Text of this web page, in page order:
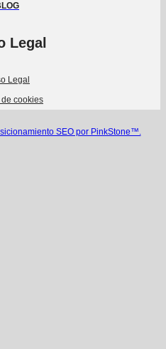
Legal
Legal
de cookies
SEO por PinkStone™.